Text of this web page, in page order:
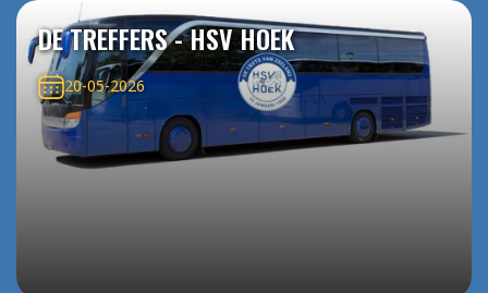
DE TREFFERS - HSV HOEK
20-05-2026